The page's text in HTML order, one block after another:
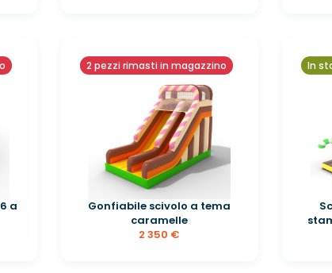
a
2 pezzi rimasti in magazzino
Gonfiabile scivolo a tema
caramelle
2 350 €
In